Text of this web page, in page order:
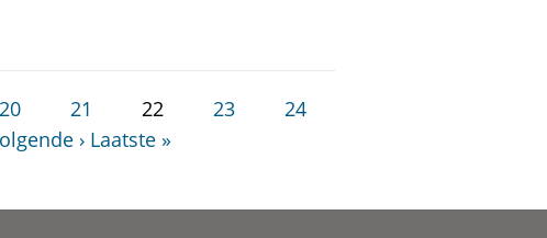
20 21 22 23
24
› Laatste »